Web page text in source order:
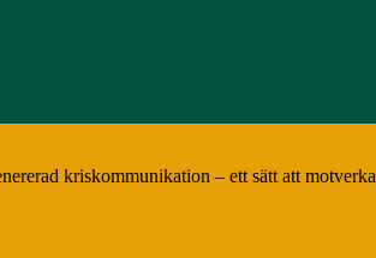
kriskommunikation – ett sätt att